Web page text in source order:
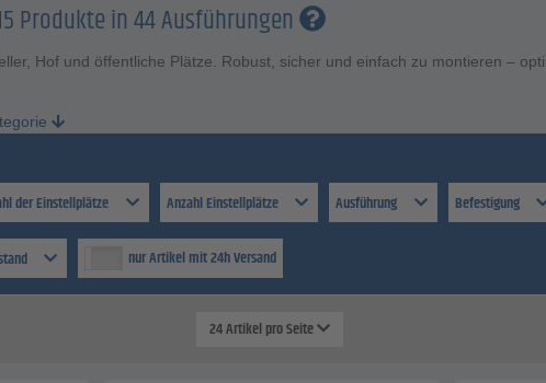
Produkte in 44 Ausführungen
Hof und öffentliche Plätze. Robust, sicher und einfach zu montieren –
der Einstellplätze Anzahl Einstellplätze Ausführung Befestigung
nur Artikel mit 24h Versand
24 Artikel pro Seite